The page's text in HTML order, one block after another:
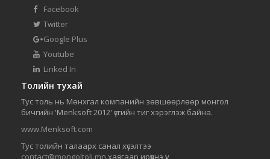
Facebook
Twitter
Google Plus
Youtube
Linked In
Толийн тухай
Тус толь нь Мөнхгал компанийн зөвшөөрлөөр монгол
бичгийн 'Menksoft 2012' үсгийн тиг хэрэглэж байна.
www.Menksoft.com
Тус толийн талаарх санал хүсэлтээ
contact@mongoltoli.mn хаягаар ирүүлнэ үү.